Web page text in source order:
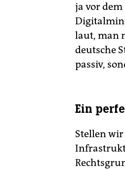
ja vor dem
laut, man
deutsche
passiv,
Ein
Stellen wir